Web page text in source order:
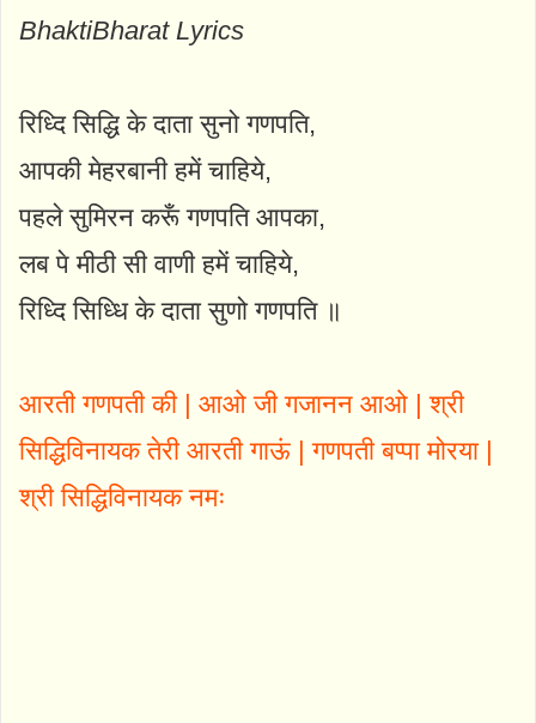
BhaktiBharat Lyrics
रिध्दि सिद्धि के दाता सुनो गणपति,
आपकी मेहरबानी हमें चाहिये,
पहले सुमिरन करूँ गणपति आपका,
लब पे मीठी सी वाणी हमें चाहिये,
रिध्दि सिध्धि के दाता सुणो गणपति ॥
आरती गणपती की | आओ जी गजानन आओ | श्री
सिद्धिविनायक तेरी आरती गाऊं | गणपती बप्पा मोरया |
श्री सिद्धिविनायक नमः